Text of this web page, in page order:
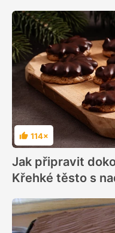
Hodnocení
114×
Jak připravit
Křehké těsto s